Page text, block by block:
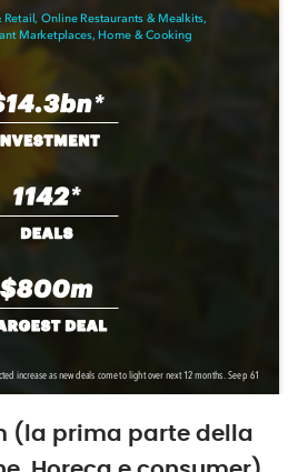
(la prima parte della